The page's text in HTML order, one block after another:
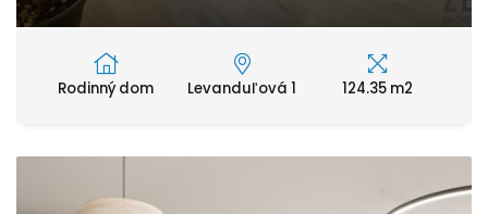
Rodinný dom Levanduľová 1 124.35 m2